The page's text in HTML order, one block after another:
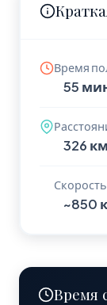
Время
55
326 км
~850
Время